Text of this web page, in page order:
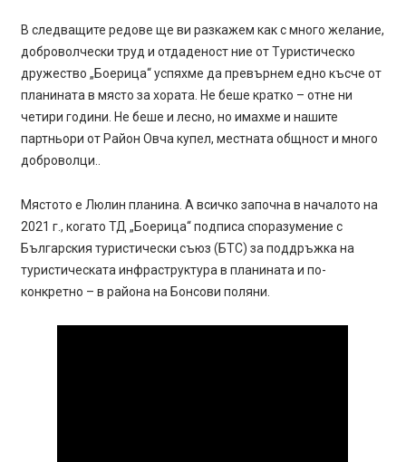
В следващите редове ще ви разкажем как с много желание,
доброволчески труд и отдаденост ние от Туристическо
дружество „Боерица“ успяхме да превърнем едно късче от
планината в място за хората. Не беше кратко – отне ни
четири години. Не беше и лесно, но имахме и нашите
партньори от Район Овча купел, местната общност и много
доброволци..
Мястото е Люлин планина. А всичко започна в началото на
2021 г., когато ТД „Боерица“ подписа споразумение с
Българския туристически съюз (БТС) за поддръжка на
туристическата инфраструктура в планината и по-
конкретно – в района на Бонсови поляни.